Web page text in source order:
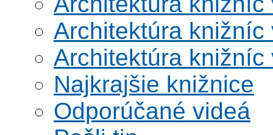
Architektúra knižníc
Architektúra knižníc
Najkrajšie knižnice
Odporúčané videá